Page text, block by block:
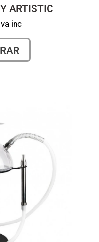
ARTISTIC
inc